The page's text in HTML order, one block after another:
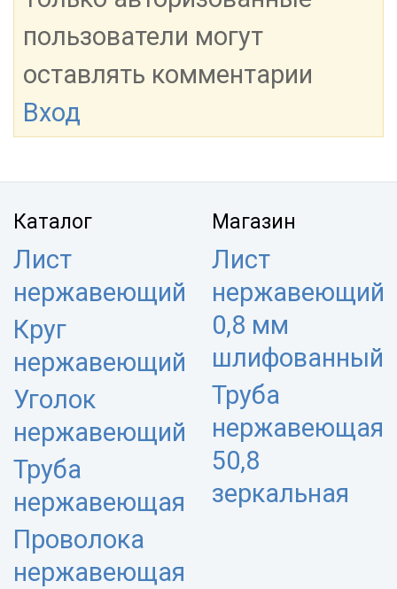
пользователи могут
оставлять комментарии
Вход
Каталог
Лист
нержавеющий
Круг
нержавеющий
Уголок
нержавеющий
Труба
нержавеющая
Проволока
нержавеющая
Магазин
Лист
нержавеющий
0,8 мм
шлифованный
Труба
нержавеющая
50,8
зеркальная